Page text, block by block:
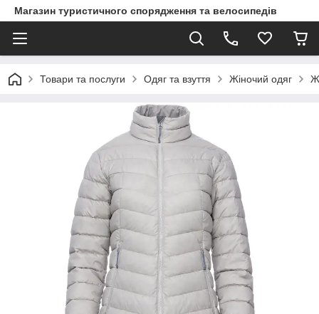
Магазин туристичного спорядження та велосипедів
Товари та послуги Одяг та взуття Жіночий одяг